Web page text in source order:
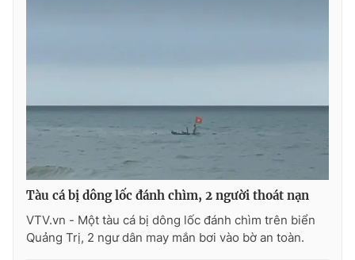
Tàu cá bị dông lốc đánh chìm, 2 người thoát nạn
VTV.vn - Một tàu cá bị dông lốc đánh chìm trên biển
Quảng Trị, 2 ngư dân may mắn bơi vào bờ an toàn.